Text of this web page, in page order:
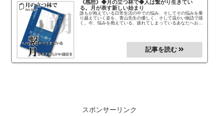
《感想》◆月の立つ林で◆人は繋がり生きてい
る。月が表す新しい始まり
誰もが抱えている日常生活の中での悩み、そしてその悩みを乗
り越えていく姿を、青山先生の優しく、そして温かい物語で描
く。今、悩みを抱えている、疲れてしまっているあなたへおす
スポンサーリンク